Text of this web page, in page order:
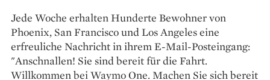
Jede Woche erhalten Hunderte Bewohner von
Phoenix, San Francisco und Los Angeles eine
erfreuliche Nachricht in ihrem E-Mail-Posteingang:
"Anschnallen! Sie sind bereit für die Fahrt.
Willkommen bei Waymo One. Machen Sie sich bereit